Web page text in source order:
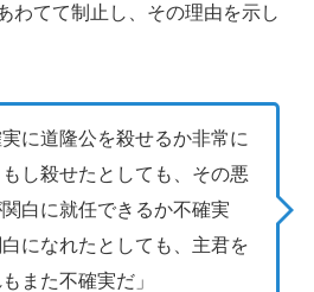
わてて制止し、その理由を示し
に道隆公を殺せるか非常に
し殺せたとしても、その悪
白に就任できるか不確実
になれたとしても、主君を
また不確実だ」